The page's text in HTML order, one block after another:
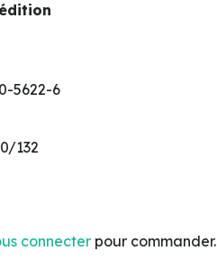
5622-6
132
connecter pour commander.